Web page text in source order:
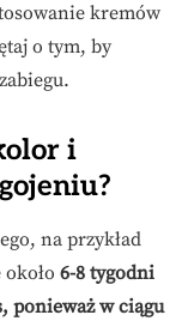
kremów
o tym, by
i
na przykład
6-8 tygodni
ponieważ w ciągu